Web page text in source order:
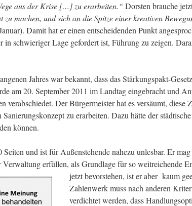
aus der Krise […] zu erarbeiten.“ Dorsten brauche
zu machen, und sich an die Spitze einer kreativen
Damit hat er einen entscheidenden Punkt
in schwieriger Lage gefordert ist, Führung zu zeigen.
Jahres war bekannt, dass das Stärkungspakt-
am 20. September 2011 im Landtag eingebracht und
verabschiedet. Der Bürgermeister hat es versäumt, diese
zu erarbeiten. Dazu hätte der
können.
Seiten und ist für Außenstehende nahezu unlesbar. Er
Verwaltung erfüllen, als Grundlage für so weitreichende
jetzt bevorstehen, ist er aber kaum
Zahlenwerk muss nach anderen
verdichtet werden, dass